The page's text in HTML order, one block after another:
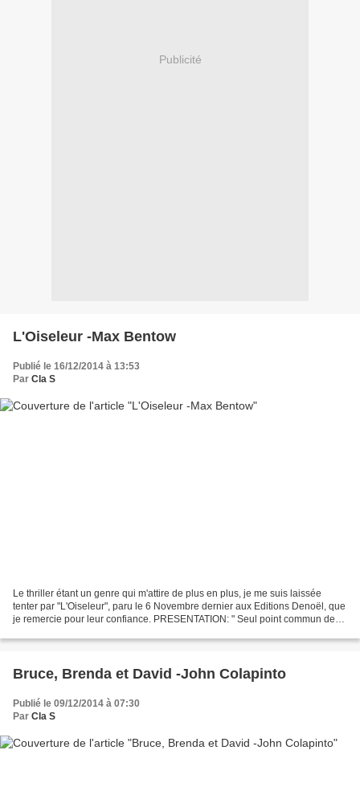
Publicité
L'Oiseleur -Max Bentow
Publié le 16/12/2014 à 13:53
Par Cla S
Le thriller étant un genre qui m'attire de plus en plus, je me suis laissée
tenter par "L'Oiseleur", paru le 6 Novembre dernier aux Editions Denoël, que
je remercie pour leur confiance. PRESENTATION: " Seul point commun de
Bruce, Brenda et David -John Colapinto
Publié le 09/12/2014 à 07:30
Par Cla S